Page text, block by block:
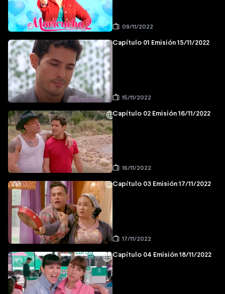
09/11/2022
Capítulo 01 Emisión 15/11/2022
15/11/2022
Capítulo 02 Emisión 16/11/2022
16/11/2022
Capítulo 03 Emisión 17/11/2022
17/11/2022
Capítulo 04 Emisión 18/11/2022